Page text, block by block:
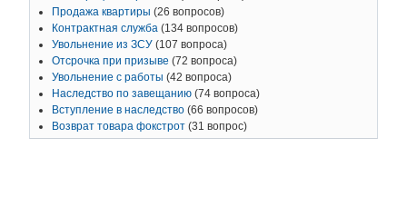
Продажа квартиры (26 вопросов)
Контрактная служба (134 вопросов)
Увольнение из ЗСУ (107 вопроса)
Отсрочка при призыве (72 вопроса)
Увольнение с работы (42 вопроса)
Наследство по завещанию (74 вопроса)
Вступление в наследство (66 вопросов)
Возврат товара фокстрот (31 вопрос)